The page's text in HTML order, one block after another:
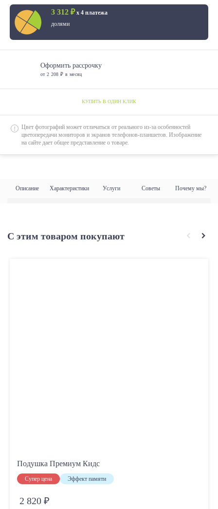
Описание Характеристики Услуги Советы Почему мы?
3 312 ₽х 4 платежа
долями
Оформить рассрочку
от 2 208 ₽ в месяц
КУПИТЬ В ОДИН КЛИК
Цвет фотографий может отличаться от реального из-за особенностей
цветопередачи мониторов и экранов телефонов-планшетов. Изображение
на сайте дает общее представление о товаре.
С этим товаром покупают
Подушка Премиум Кидс
Супер цена Эффект памяти
2 820 ₽